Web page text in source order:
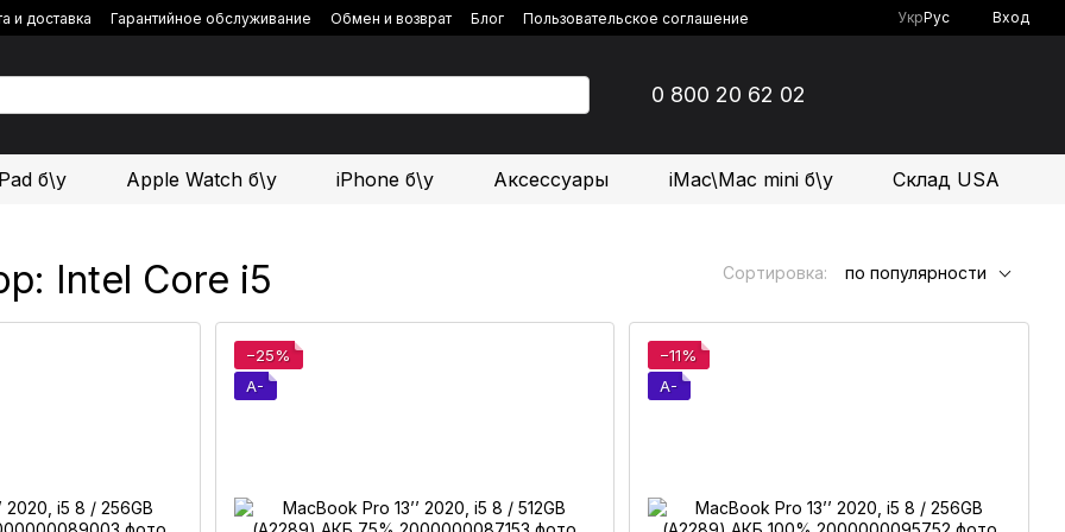
и доставка Гарантийное обслуживание Обмен и возврат Блог
Пользовательское соглашение
УкрРус Вход
0 800 20 62 02
б\у Apple Watch б\у iPhone б\у Аксессуары iMac\Mac mini б\у Склад USA
Intel Core i5 Сортировка: по популярности
−25%
A-
−11%
A-